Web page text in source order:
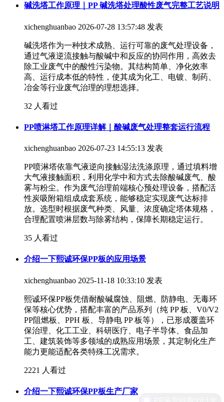
碱洗塔工作原理｜PP 碱洗塔处理酸性废气完整工艺说明
xichenghuanbao 2026-07-28 13:57:48 发表
碱洗塔作为一种技术成熟、运行可靠的废气处理设备，
通过气液逆流接触与酸碱中和反应的协同作用，高效去
除工业废气中的酸性污染物。其结构简单、净化效率
高、运行成本低的特性，使其成为化工、电镀、制药、
冶金等行业废气治理的理想选择。
32 人看过
PP喷淋塔工作原理详解｜酸碱废气处理整套运行流程
xichenghuanbao 2026-07-23 14:55:13 发表
PP喷淋塔依靠气液逆向接触湿法洗涤原理，通过填料增
大气液接触面积，利用化学中和方式去除酸碱废气、酸
雾与粉尘。作为废气治理前端核心预处理设备，搭配活
性炭吸附箱组成成套系统，能够稳定实现废气达标排
放。选型时根据废气种类、风量、浓度确定塔体规格，
合理配置喷淋层数与除雾结构，保障长期稳定运行。
35 人看过
介绍一下熙诚环保PP板的应用场景
xichenghuanbao 2025-11-18 10:33:10 发表
熙诚环保PP板凭借耐酸碱腐蚀、阻燃、防静电、无毒环
保等核心优势，搭配丰富的产品系列（纯 PP 板、V0/V2
PP阻燃板、PPH 板、导静电 PP 板等），已形成覆盖环
保治理、化工工业、科研医疗、电子半导体、食品加
工、建筑装饰等多领域的成熟应用场景，其定制化生产
能力更能适配各类特殊工况需求。
2221 人看过
介绍一下熙诚环保PP板生产厂家